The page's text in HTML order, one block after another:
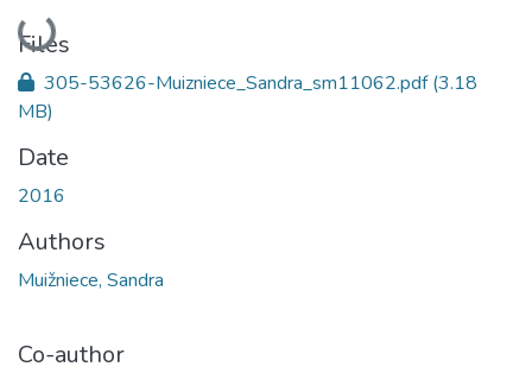
Loading...
Files
305-53626-Muizniece_Sandra_sm11062.pdf(3.18
MB)
Date
2016
Authors
Muižniece, Sandra
Co-author